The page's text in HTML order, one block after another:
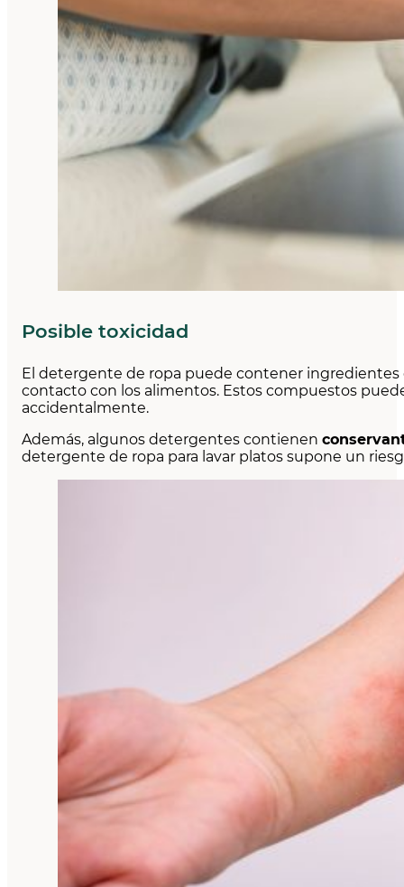
Posible toxicidad
El detergente de ropa puede contener
contacto con los alimentos. Estos compuestos
accidentalmente.
Además, algunos detergentes contienen
detergente de ropa para lavar platos supone un